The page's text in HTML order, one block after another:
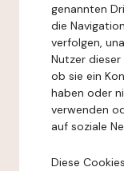
genannten
die
verfolgen,
Nutzer
ob sie ein
haben oder
verwenden
auf soziale
Diese